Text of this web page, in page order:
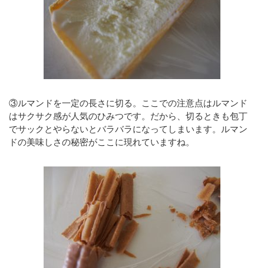
③ルマンドを一定の長さに切る。ここでの注意点はルマンド
はサクサク感が人気のひみつです。だから、切るときも包丁
でサックとやらないとバラバラになってしまいます。ルマン
ドの美味しさの秘密がここに現れていますね。